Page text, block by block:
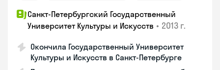
Санкт-Петербургский Государственный
Университет Культуры и Искусств • 2013 г.
Окончила Государственный Университет
Культуры и Искусств в Санкт-Петербурге